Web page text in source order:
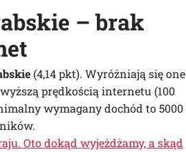
– brak
(4,14 pkt). Wyróżniają się one
prędkością internetu (100
wymagany dochód to 5000
Oto dokąd wyjeżdżamy, a skąd